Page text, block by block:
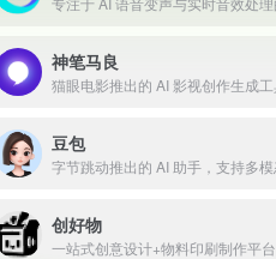
神笔马良
豆包
创好物
一站式创意设计+物料印刷制作平台